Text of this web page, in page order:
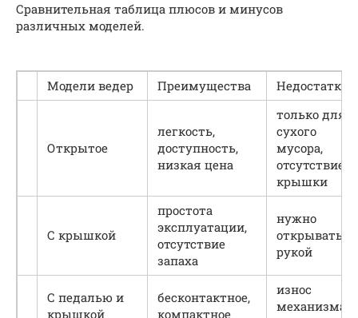
Сравнительная таблица плюсов и минусов
различных моделей.
Модели ведер Преимущества Недостатки
Открытое
легкость,
доступность,
низкая цена
только для
сухого
мусора,
отсутствие
крышки
С крышкой
простота
эксплуатации,
отсутствие
запаха
нужно
открывать
рукой
С педалью и
крышкой
бесконтактное,
компактное
износ
механизма